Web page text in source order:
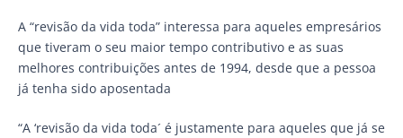
A “revisão da vida toda” interessa para aqueles empresários
que tiveram o seu maior tempo contributivo e as suas
melhores contribuições antes de 1994, desde que a pessoa
já tenha sido aposentada
“A ‘revisão da vida toda´ é justamente para aqueles que já se